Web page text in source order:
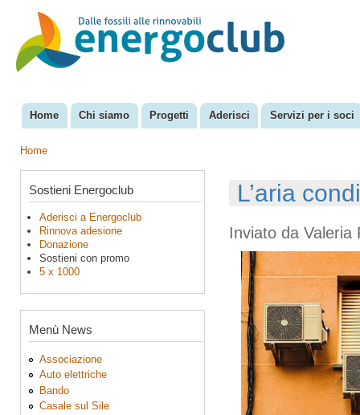
EnergoClub
per la
riconversione
del sistema
Menu principale
Home Chi siamo Progetti Aderisci Servizi per i soci
Home
Sostieni Energoclub
Aderisci a Energoclub
Rinnova adesione
Donazione
Sostieni con promo
5 x 1000
Menù News
Associazione
Auto elettriche
Bando
Casale sul Sile
L’aria
Inviato da Valeria